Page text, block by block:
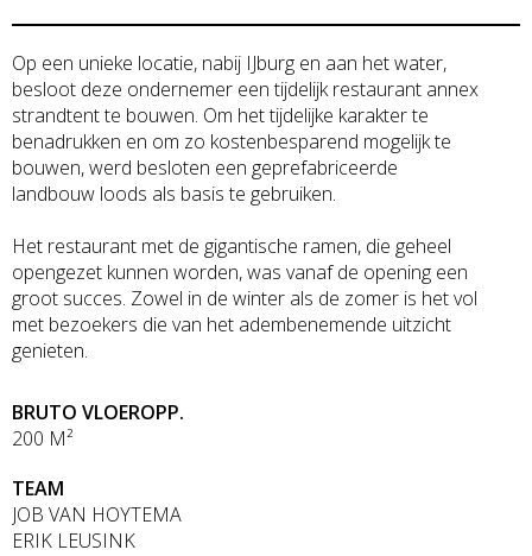
Op een unieke locatie, nabij IJburg en aan het water,
besloot deze ondernemer een tijdelijk restaurant annex
strandtent te bouwen. Om het tijdelijke karakter te
benadrukken en om zo kostenbesparend mogelijk te
bouwen, werd besloten een geprefabriceerde
landbouw loods als basis te gebruiken.
Het restaurant met de gigantische ramen, die geheel
opengezet kunnen worden, was vanaf de opening een
groot succes. Zowel in de winter als de zomer is het vol
met bezoekers die van het adembenemende uitzicht
genieten.
BRUTO VLOEROPP.
200 M²
TEAM
JOB VAN HOYTEMA
ERIK LEUSINK